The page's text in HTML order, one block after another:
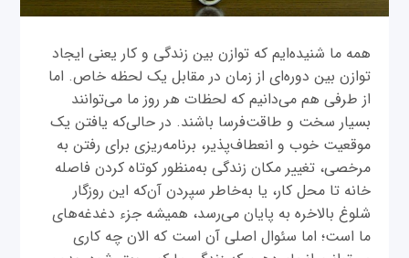
همه ما شنیده‌ایم که توازن بین زندگی و کار یعنی ایجاد
توازن بین دوره‌ای از زمان در مقابل یک لحظه خاص. اما
از طرفی هم می‌دانیم که لحظات هر روز ما می‌توانند
بسیار سخت و طاقت‌فرسا باشند. در حالی‌که یافتن یک
موقعیت خوب و انعطاف‌پذیر، برنامه‌ریزی برای رفتن به
مرخصی، تغییر مکان زندگی به‌منظور کوتاه کردن فاصله
خانه تا محل کار، یا به‌خاطر سپردن آن‌که این روزگار
شلوغ بالاخره به پایان می‌رسد، همیشه جزء دغدغه‌های
ما است؛ اما سئوال اصلی آن است که الان چه کاری